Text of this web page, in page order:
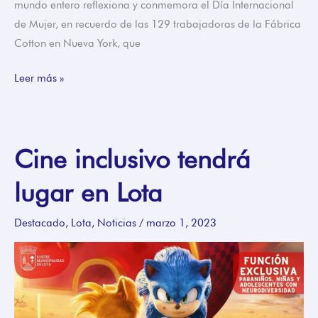
mundo entero reflexiona y conmemora el Día Internacional
de Mujer, en recuerdo de las 129 trabajadoras de la Fábrica
Cotton en Nueva York, que
Leer más »
Cine inclusivo tendrá
lugar en Lota
Destacado, Lota, Noticias / marzo 1, 2023
Cine
inclusivo
tendrá
lugar
en
Lota